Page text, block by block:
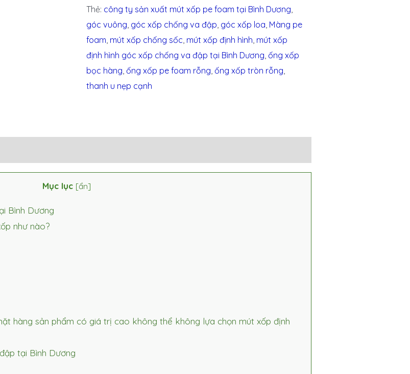
Thẻ: công ty sản xuất mút xốp pe foam tại Bình Dương,
góc vuông, góc xốp chống va đập, góc xốp loa, Màng pe
foam, mút xốp chống sốc, mút xốp định hình, mút xốp
định hình góc xốp chống va đập tại Bình Dương,ống xốp
bọc hàng,ống xốp pe foam rỗng,ống xốp tròn rỗng,
thanh u nẹp cạnh
Mục lục [ẩn]
Bình Dương
như nào?
hàng sản phẩm có giá trị cao không thể không lựa chọn mút xốp định
tại Bình Dương